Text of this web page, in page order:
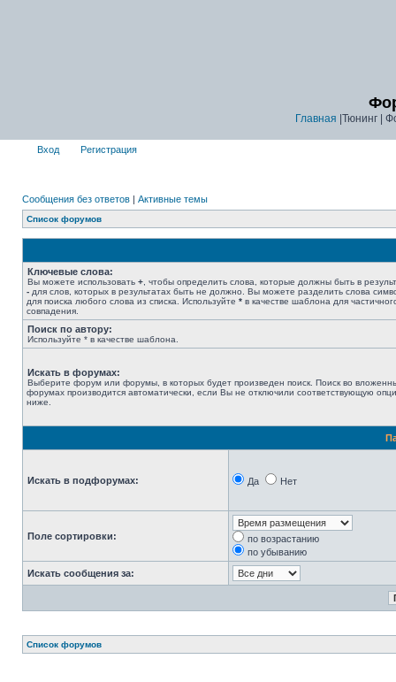
Главная |Тюнинг |
Вход Регистрация
Сообщения без ответов | Активные темы
Список форумов
Ключевые слова:
Вы можете использовать + , чтобы определить слова, которые должны быть в
- для слов, которых в результатах быть не должно. Вы можете разделить слова
для поиска любого слова из списка. Используйте * в качестве шаблона для
совпадения.
Поиск по автору:
Используйте * в качестве шаблона.
Искать в форумах:
Выберите форум или форумы, в которых будет произведен поиск. Поиск во
форумах производится автоматически, если Вы не отключили соответствующую
ниже.
Искать в подфорумах: Да Нет
Поле сортировки:
по возрастанию
по убыванию
Искать сообщения за:
Список форумов